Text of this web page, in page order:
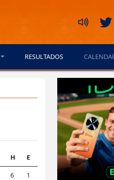
RESULTADOS
H
E
6
1